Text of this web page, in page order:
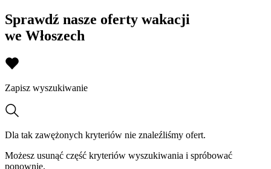
Sprawdź nasze oferty wakacji
we Włoszech
Zapisz wyszukiwanie
Dla tak zawężonych kryteriów nie znaleźliśmy ofert.
Możesz usunąć część kryteriów wyszukiwania i spróbować
ponownie.